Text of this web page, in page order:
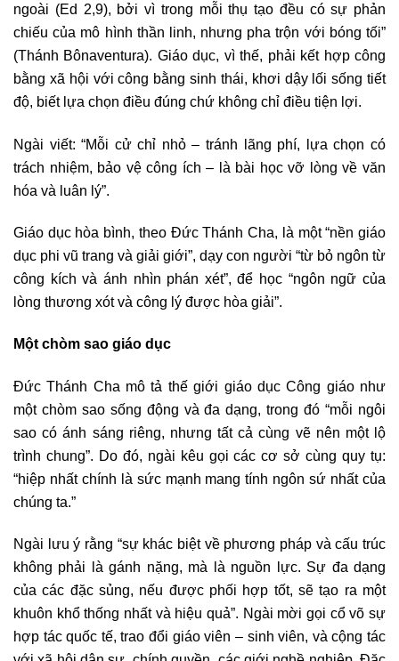
ngoài (Ed 2,9), bởi vì trong mỗi thụ tạo đều có sự phản
chiếu của mô hình thần linh, nhưng pha trộn với bóng tối”
(Thánh Bônaventura). Giáo dục, vì thế, phải kết hợp công
bằng xã hội với công bằng sinh thái, khơi dậy lối sống tiết
độ, biết lựa chọn điều đúng chứ không chỉ điều tiện lợi.
Ngài viết: “Mỗi cử chỉ nhỏ – tránh lãng phí, lựa chọn có
trách nhiệm, bảo vệ công ích – là bài học vỡ lòng về văn
hóa và luân lý”.
Giáo dục hòa bình, theo Đức Thánh Cha, là một “nền giáo
dục phi vũ trang và giải giới”, dạy con người “từ bỏ ngôn từ
công kích và ánh nhìn phán xét”, để học “ngôn ngữ của
lòng thương xót và công lý được hòa giải”.
Một chòm sao giáo dục
Đức Thánh Cha mô tả thế giới giáo dục Công giáo như
một chòm sao sống động và đa dạng, trong đó “mỗi ngôi
sao có ánh sáng riêng, nhưng tất cả cùng vẽ nên một lộ
trình chung”. Do đó, ngài kêu gọi các cơ sở cùng quy tụ:
“hiệp nhất chính là sức mạnh mang tính ngôn sứ nhất của
chúng ta.”
Ngài lưu ý rằng “sự khác biệt về phương pháp và cấu trúc
không phải là gánh nặng, mà là nguồn lực. Sự đa dạng
của các đặc sủng, nếu được phối hợp tốt, sẽ tạo ra một
khuôn khổ thống nhất và hiệu quả”. Ngài mời gọi cổ võ sự
hợp tác quốc tế, trao đổi giáo viên – sinh viên, và cộng tác